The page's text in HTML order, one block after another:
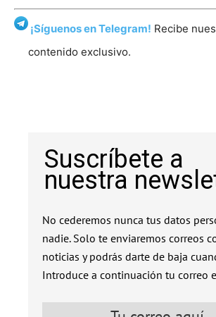
¡Síguenos en Telegram! Recibe
contenido exclusivo.
Suscríbete a
nuestra
No cederemos nunca tus datos
nadie. Solo te enviaremos correos
noticias y podrás darte de baja
Introduce a continuación tu correo